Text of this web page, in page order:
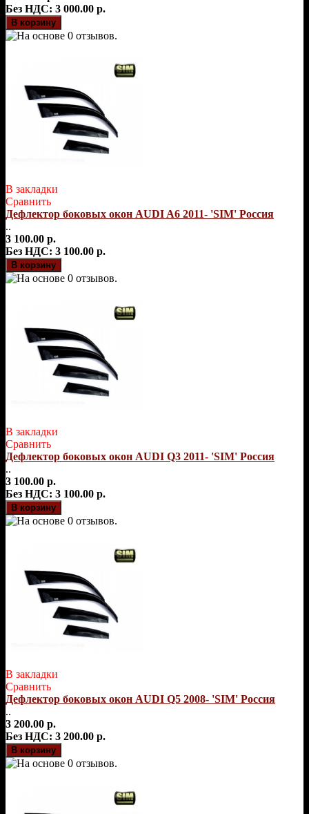
Без НДС: 3 000.00 р.
В закладки
Сравнить
Дефлектор боковых окон AUDI A6 2011- 'SIM' Россия
..
3 100.00 р.
Без НДС: 3 100.00 р.
В закладки
Сравнить
Дефлектор боковых окон AUDI Q3 2011- 'SIM' Россия
..
3 100.00 р.
Без НДС: 3 100.00 р.
В закладки
Сравнить
Дефлектор боковых окон AUDI Q5 2008- 'SIM' Россия
..
3 200.00 р.
Без НДС: 3 200.00 р.